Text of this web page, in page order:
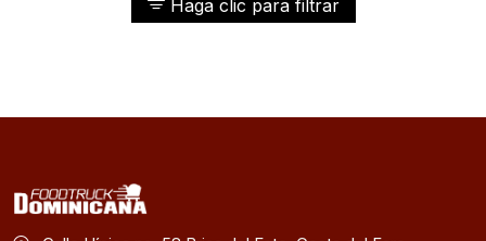
Haga clic para filtrar